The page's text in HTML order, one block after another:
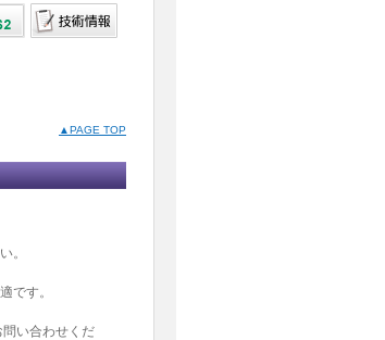
▲PAGE TOP
。
です。
い合わせくだ